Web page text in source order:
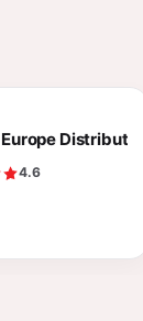
Distribution
4.6